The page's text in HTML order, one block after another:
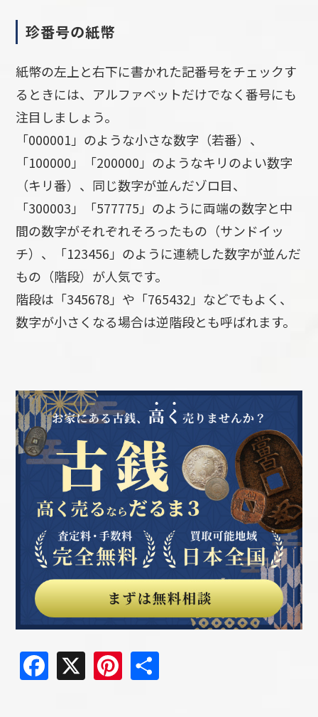
珍番号の紙幣
紙幣の左上と右下に書かれた記番号をチェックす
るときには、アルファベットだけでなく番号にも
注目しましょう。
「000001」のような小さな数字（若番）、
「100000」「200000」のようなキリのよい数字
（キリ番）、同じ数字が並んだゾロ目、
「300003」「577775」のように両端の数字と中
間の数字がそれぞれそろったもの（サンドイッ
チ）、「123456」のように連続した数字が並んだ
もの（階段）が人気です。
階段は「345678」や「765432」などでもよく、
数字が小さくなる場合は逆階段とも呼ばれます。
Facebook
X Pinterest